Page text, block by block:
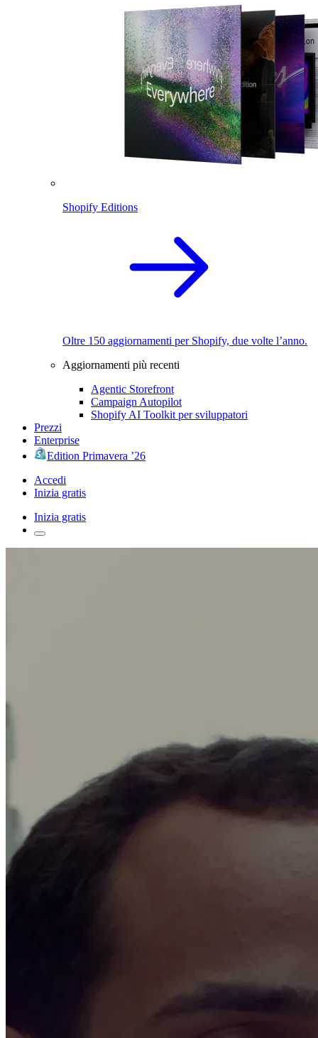
Shopify Editions
Oltre 150 aggiornamenti per Shopify, due volte l’anno.
Aggiornamenti più recenti
Agentic Storefront
Campaign Autopilot
Shopify AI Toolkit per sviluppatori
Prezzi
Enterprise
Edition Primavera ’26
Accedi
Inizia gratis
Inizia gratis